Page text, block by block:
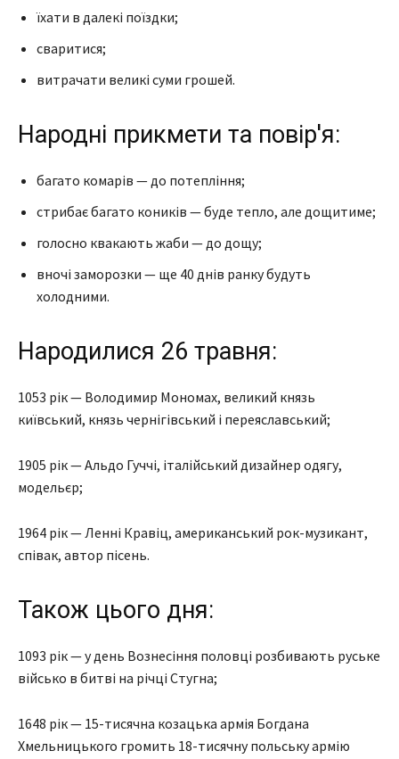
їхати в далекі поїздки;
сваритися;
витрачати великі суми грошей.
Народні прикмети та повір'я:
багато комарів — до потепління;
стрибає багато коників — буде тепло, але дощитиме;
голосно квакають жаби — до дощу;
вночі заморозки — ще 40 днів ранку будуть
холодними.
Народилися 26 травня:
1053 рік — Володимир Мономах, великий князь
київський, князь чернігівський і переяславський;
1905 рік — Альдо Гуччі, італійський дизайнер одягу,
модельєр;
1964 рік — Ленні Кравіц, американський рок-музикант,
співак, автор пісень.
Також цього дня:
1093 рік — у день Вознесіння половці розбивають руське
військо в битві на річці Стугна;
1648 рік — 15-тисячна козацька армія Богдана
Хмельницького громить 18-тисячну польську армію